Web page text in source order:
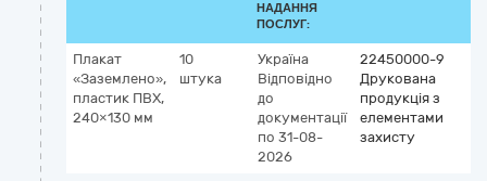
НАДАННЯ
ПОСЛУГ:
Плакат
«Заземлено»,
пластик ПВХ,
240×130 мм
10
штука
Україна
Відповідно
до
документації
по 31-08-
2026
22450000-9
Друкована
продукція з
елементами
захисту